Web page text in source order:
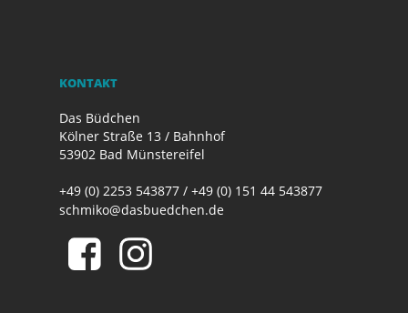
KONTAKT
Das Büdchen
Kölner Straße 13 / Bahnhof
53902 Bad Münstereifel
+49 (0) 2253 543877 / +49 (0) 151 44 543877
schmiko@dasbuedchen.de